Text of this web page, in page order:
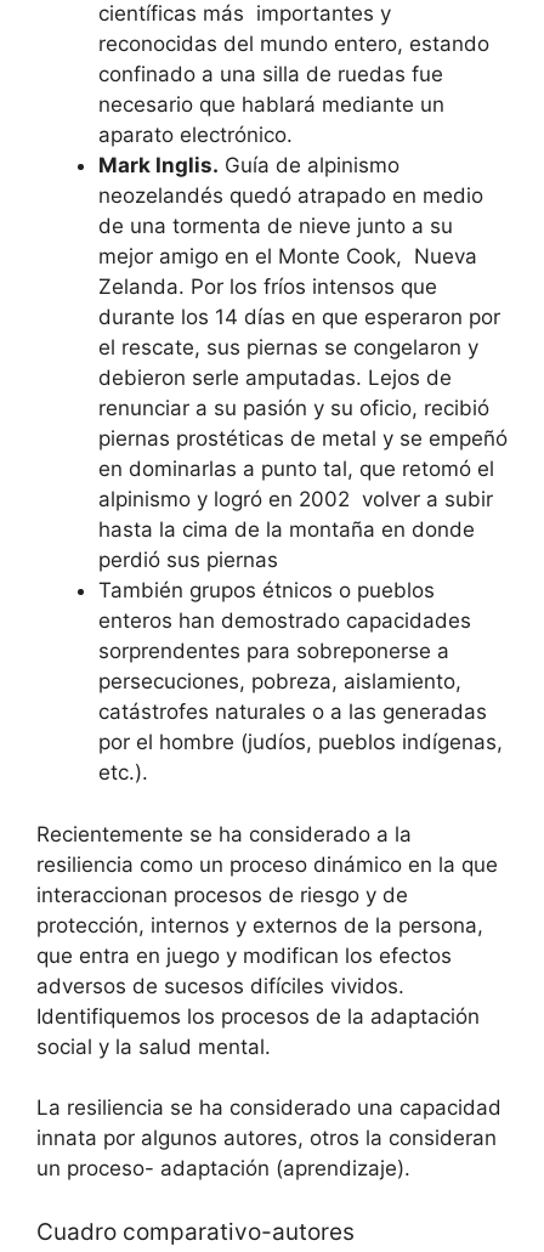
científicas más importantes y
reconocidas del mundo entero, estando
confinado a una silla de ruedas fue
necesario que hablará mediante un
aparato electrónico.
Mark Inglis. Guía de alpinismo
neozelandés quedó atrapado en medio
de una tormenta de nieve junto a su
mejor amigo en el Monte Cook, Nueva
Zelanda. Por los fríos intensos que
durante los 14 días en que esperaron por
el rescate, sus piernas se congelaron y
debieron serle amputadas. Lejos de
renunciar a su pasión y su oficio, recibió
piernas prostéticas de metal y se empeñó
en dominarlas a punto tal, que retomó el
alpinismo y logró en 2002 volver a subir
hasta la cima de la montaña en donde
perdió sus piernas
También grupos étnicos o pueblos
enteros han demostrado capacidades
sorprendentes para sobreponerse a
persecuciones, pobreza, aislamiento,
catástrofes naturales o a las generadas
por el hombre (judíos, pueblos indígenas,
etc.).
Recientemente se ha considerado a la
resiliencia como un proceso dinámico en la que
interaccionan procesos de riesgo y de
protección, internos y externos de la persona,
que entra en juego y modifican los efectos
adversos de sucesos difíciles vividos.
Identifiquemos los procesos de la adaptación
social y la salud mental.
La resiliencia se ha considerado una capacidad
innata por algunos autores, otros la consideran
un proceso- adaptación (aprendizaje).
Cuadro comparativo-autores